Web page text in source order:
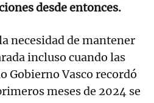
desde entonces.
necesidad de mantener
incluso cuando las
Gobierno Vasco recordó
meses de 2024 se